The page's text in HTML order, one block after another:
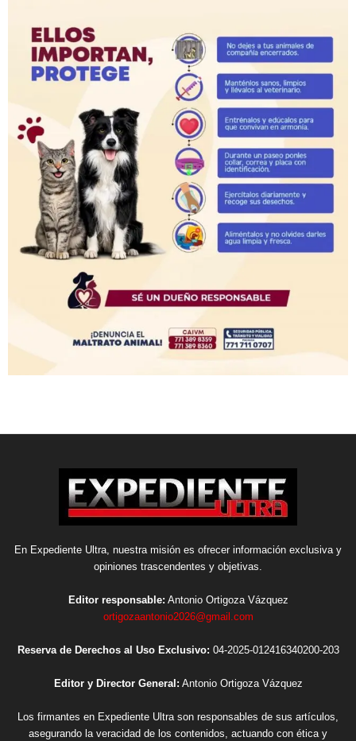
En Expediente Ultra, nuestra misión es ofrecer información exclusiva y
opiniones trascendentes y objetivas.
Editor responsable: Antonio Ortigoza Vázquez
ortigozaantonio2026@gmail.com
Reserva de Derechos al Uso Exclusivo: 04-2025-012416340200-203
Editor y Director General: Antonio Ortigoza Vázquez
Los firmantes en Expediente Ultra son responsables de sus artículos,
asegurando la veracidad de los contenidos, actuando con ética y